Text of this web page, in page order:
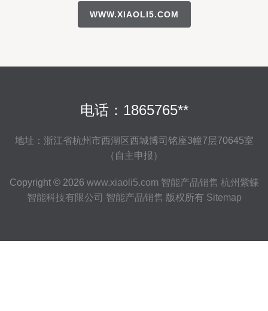
WWW.XIAOLI5.COM
电话：1865765**
地址：浙江省杭州市西湖区西城博司铭座3幢7层70645室
（自主申报）
Copyright © 2026 www.xiaoli5.com 智能产品销售 杭州紫蝶
智能科技有限公司 智能产品销售 版权所有 Sitemap